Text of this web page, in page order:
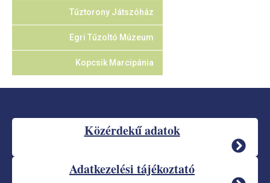
Tűztorony Játszóház
Egri Tűzoltó Múzeum
Kopcsik Marcipánia
Közérdekű adatok
Adatkezelési tájékoztató